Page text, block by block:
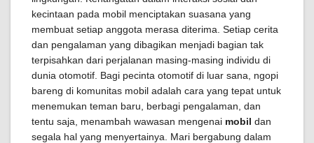
kecintaan pada mobil menciptakan suasana yang
membuat setiap anggota merasa diterima. Setiap cerita
dan pengalaman yang dibagikan menjadi bagian tak
terpisahkan dari perjalanan masing-masing individu di
dunia otomotif. Bagi pecinta otomotif di luar sana, ngopi
bareng di komunitas mobil adalah cara yang tepat untuk
menemukan teman baru, berbagi pengalaman, dan
tentu saja, menambah wawasan mengenai mobil dan
segala hal yang menyertainya. Mari bergabung dalam